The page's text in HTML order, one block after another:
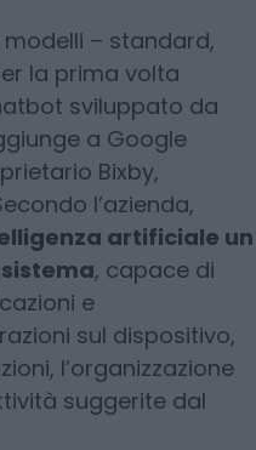
– standard,
la prima volta
sviluppato da
a Google
Bixby,
l’azienda,
artificiale un
, capace di
e
sul dispositivo,
l’organizzazione
suggerite dal